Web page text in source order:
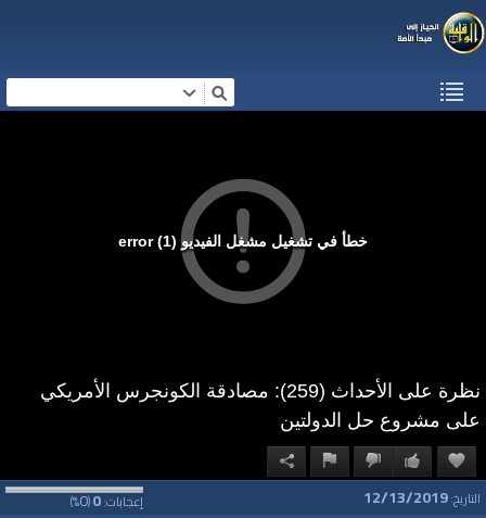
خطأ في تشغيل مشغل الفيديو (1) error
نظرة على الأحداث (259): مصادقة الكونجرس الأمريكي
على مشروع حل الدولتين
إعجابات:0
(
0
%) التاريخ:12/13/2019